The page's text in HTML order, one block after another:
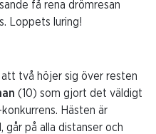
få rena drömresan
Loppets luring!
två höjer sig över resten
(10) som gjort det väldigt
Hästen är
går på alla distanser och